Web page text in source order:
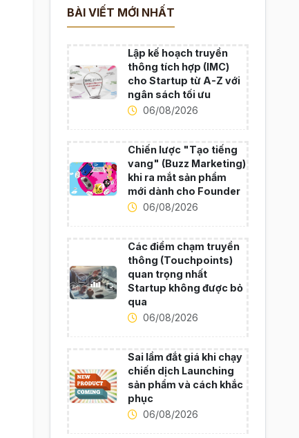
BÀI VIẾT MỚI NHẤT
Lập kế hoạch truyền
thông tích hợp (IMC)
cho Startup từ A-Z với
ngân sách tối ưu
06/08/2026
Chiến lược "Tạo tiếng
vang" (Buzz Marketing)
khi ra mắt sản phẩm
mới dành cho Founder
06/08/2026
Các điểm chạm truyền
thông (Touchpoints)
quan trọng nhất
Startup không được bỏ
qua
06/08/2026
Sai lầm đắt giá khi chạy
chiến dịch Launching
sản phẩm và cách khắc
phục
06/08/2026